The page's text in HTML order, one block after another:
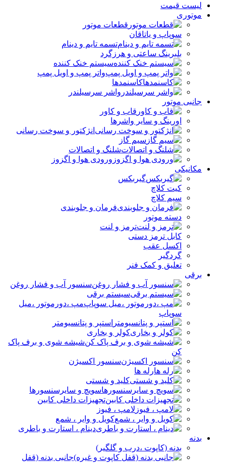
لیست قیمت
موتوری
قطعات موتور
سوپاپ و یاتاقان
تسمه تایم و دینام
بلبرینگ ساعتی و هرزگرد
سیستم خنک کننده
واتر پمپ و اویل پمپ
کاسنمدها
واشر سرسیلندر
جانبی موتور
قاب و کاور
اورینگ و سایر واشرها
انژکتور و سوخت رسانی
سیم گاز
شلنگ و اتصالات
ورودی هوا و اگزوز
مکانیکی
گیربکس
کیت کلاچ
سیم کلاچ
فرمان و جلوبندی
دسته موتور
ترمز و لنت
کابل ترمز دستی
اکسل عقب
گردگیر
تعلیق و کمک فنر
برقی
سنسور آب و فشار روغن
سیستم برقی
مپ ،دورموتور ،میل
سوپاپ
استپر و پتانسیومتر
کولر و بخاری
شیشه شوی و برف پاک
کن
سنسور اکسیژن
رله ها
کلید و شستی
سویچ و سایرسنسورها
تجهیزات داخلی کابین
لامپ ، فیوز
کویل و وایر ، شمع
دینام ، استارت و باطری
بدنه
بدنه (کاپوت ،درب و گلگیر)
جانبی بدنه (قفل